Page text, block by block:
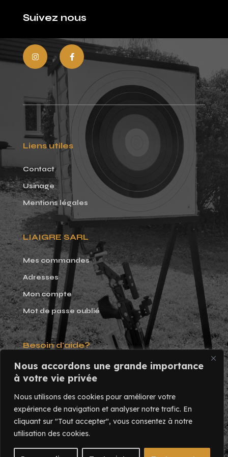
Nous accordons une grande importance
à votre vie privée
Nous utilisons des cookies pour améliorer votre
expérience de navigation et analyser notre trafic. En
cliquant sur "Tout accepter", vous consentez à notre
utilisation des cookies.
Suivez nous
Liens utiles
Contact
Usinage
Mentions légales
LIAIGRE SARL
Mes commandes
Adresses
Mon compte
Mot de passe oublié
Besoin d'aide?
Tél. 02 47 58 17 82
9h - 17h
© Copyright 2025 Liaigre SARL